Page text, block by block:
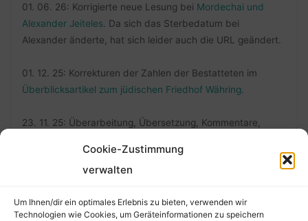
Cookie-Zustimmung
verwalten
Um Ihnen/dir ein optimales Erlebnis zu bieten, verwenden wir
Technologien wie Cookies, um Geräteinformationen zu speichern
01. 06. 26: Korrigierte neue Lesung bei Mordechai und
Alexander Jeiteles . Da sich das Sterbedatum bei
Alexander änderte, hat sich leider auch die URL geändert.
01. 12. 25: Korrekturen der Zahlen der Bestatteten im
Überblicksartikel zum jüdischen Friedhof Währing
23. 11. 25: Überarbeitung, Übersetzung, Kommentare,
Änderungen".